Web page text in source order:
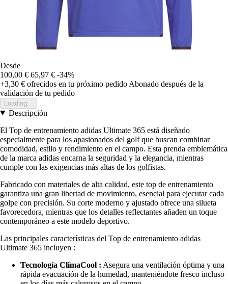
Desde
100,00 € 65,97 € -34%
+3,30 € ofrecidos en tu próximo pedido Abonado después de la
validación de tu pedido
Loading...
Descripción
El Top de entrenamiento adidas Ultimate 365 está diseñado
especialmente para los apasionados del golf que buscan combinar
comodidad, estilo y rendimiento en el campo. Esta prenda emblemática
de la marca adidas encarna la seguridad y la elegancia, mientras
cumple con las exigencias más altas de los golfistas.
Fabricado con materiales de alta calidad, este top de entrenamiento
garantiza una gran libertad de movimiento, esencial para ejecutar cada
golpe con precisión. Su corte moderno y ajustado ofrece una silueta
favorecedora, mientras que los detalles reflectantes añaden un toque
contemporáneo a este modelo deportivo.
Las principales características del Top de entrenamiento adidas
Ultimate 365 incluyen :
Tecnología ClimaCool : Asegura una ventilación óptima y una
rápida evacuación de la humedad, manteniéndote fresco incluso